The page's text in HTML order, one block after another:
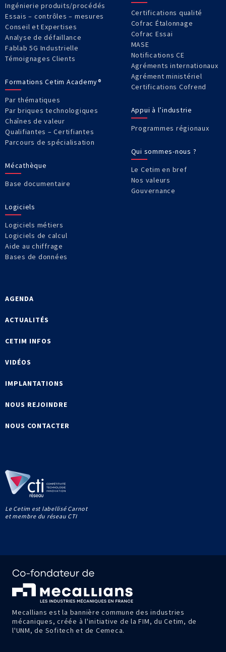
Le Cetim est labellisé Carnot
et membre du réseau CTI
Ingénierie produits/procédés
Essais – contrôles – mesures
Conseil et Expertises
Analyse de défaillance
Fablab 5G Industrielle
Témoignages Clients
Formations Cetim Academy®
Par thématiques
Par briques technologiques
Chaînes de valeur
Qualifiantes – Certifiantes
Parcours de spécialisation
Mécathèque
Base documentaire
Logiciels
Logiciels métiers
Logiciels de calcul
Aide au chiffrage
Bases de données
Certifications qualité
Cofrac Étalonnage
Cofrac Essai
MASE
Notifications CE
Agréments internationaux
Agrément ministériel
Certifications Cofrend
Appui à l’industrie
Programmes régionaux
Qui sommes-nous ?
Le Cetim en bref
Nos valeurs
Gouvernance
AGENDA
ACTUALITÉS
CETIM INFOS
VIDÉOS
IMPLANTATIONS
NOUS REJOINDRE
NOUS CONTACTER
Mecallians est la bannière commune des industries
mécaniques, créée à l'initiative de la FIM, du Cetim, de
l'UNM, de Sofitech et de Cemeca.